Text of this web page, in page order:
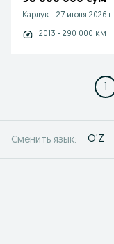
Карлук - 27 июля 2026 г.
2013 - 290 000 км
1
Сменить язык: O'Z